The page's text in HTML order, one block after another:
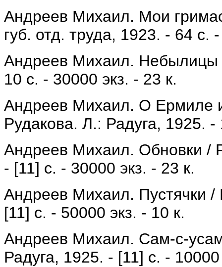
Андреев Михаил. Мои
губ. отд. труда, 1923. - 64 с.
Андреев Михаил. Небылицы
10 с. - 30000 экз. - 23 к.
Андреев Михаил. О Ермиле
Рудакова. Л.: Радуга, 1925. -
Андреев Михаил. Обновки /
- [11] с. - 30000 экз. - 23 к.
Андреев Михаил. Пустячки
[11] с. - 50000 экз. - 10 к.
Андреев Михаил. Сам-с-
Радуга, 1925. - [11] с. - 10000